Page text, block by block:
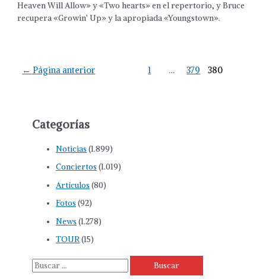
Heaven Will Allow» y «Two hearts» en el repertorio, y Bruce
recupera «Growin’ Up» y la apropiada «Youngstown».
← Página anterior 1 … 379 380
Categorías
Noticias (1.899)
Conciertos (1.019)
Artículos (80)
Fotos (92)
News (1.278)
TOUR(15)